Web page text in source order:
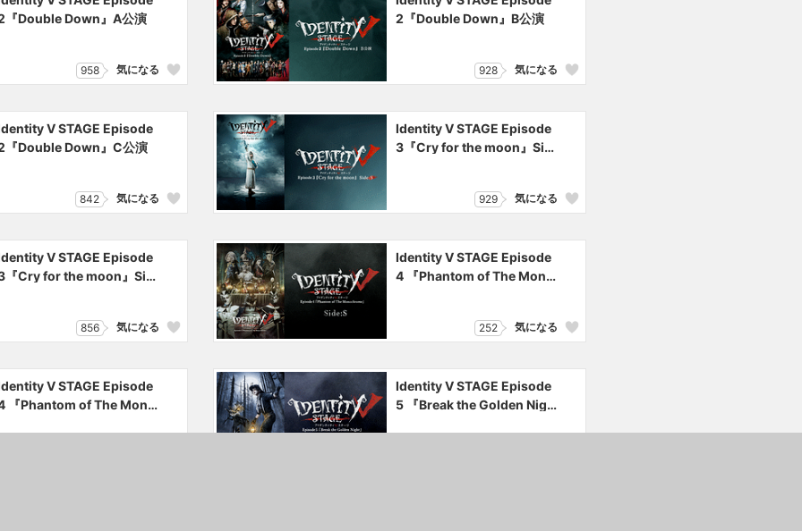
『Double Down』A公演
958 気になる
2『Double Down』B公演
928 気になる
V STAGE Episode
『Double Down』C公演
842 気になる
Identity V STAGE Episode
3『Cry for the moon』Sid
929 気になる
V STAGE Episode
『Cry for the moon』Sid
856 気になる
Identity V STAGE Episode
4 『Phantom of The Mono
252 気になる
V STAGE Episode
『Phantom of The Mono
Identity V STAGE Episode
5 『Break the Golden Nigh